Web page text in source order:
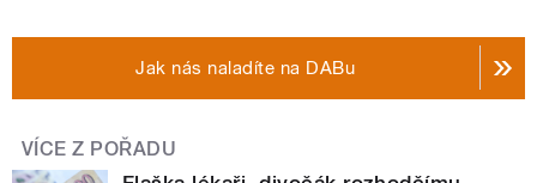
Jak nás naladíte na DABu
VÍCE Z POŘADU